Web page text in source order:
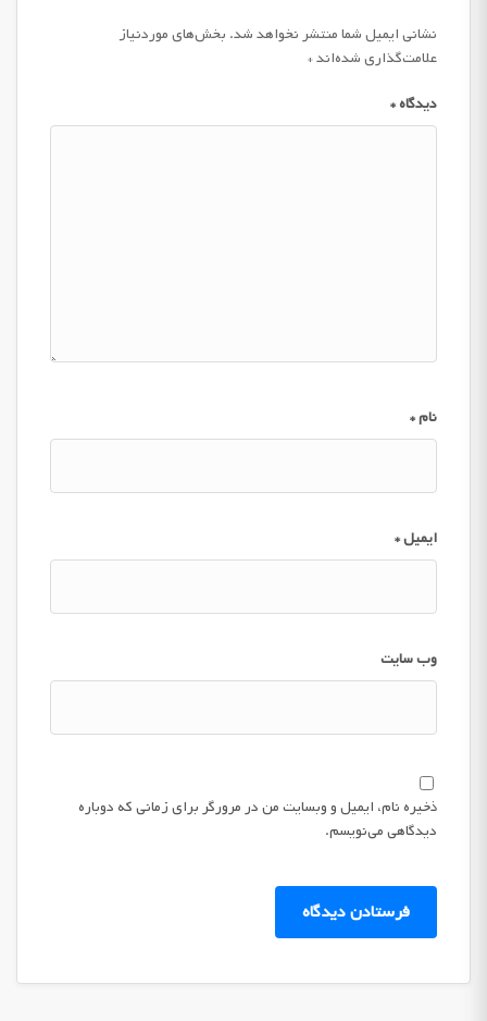
نشانی ایمیل شما منتشر نخواهد شد. بخش‌های موردنیاز
علامت‌گذاری شده‌اند*
دیدگاه*
نام*
ایمیل*
وب‌ سایت
ذخیره نام، ایمیل و وبسایت من در مرورگر برای زمانی که دوباره
دیدگاهی می‌نویسم.